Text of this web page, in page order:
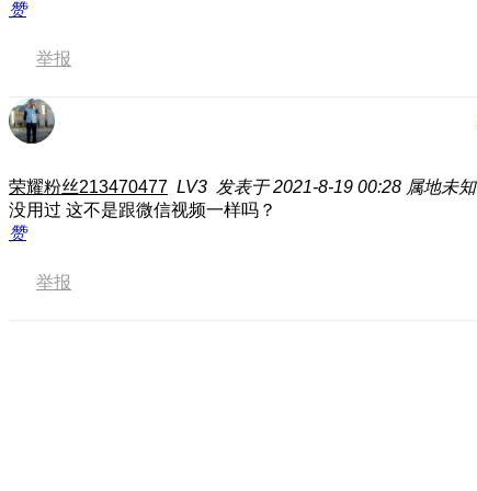
赞
举报
荣耀粉丝213470477 LV3 发表于 2021-8-19 00:28 属地未知
没用过 这不是跟微信视频一样吗？
赞
举报